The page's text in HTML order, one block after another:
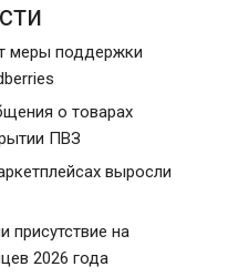
меры поддержки
о товарах
ПВЗ
выросли
присутствие на
2026 года